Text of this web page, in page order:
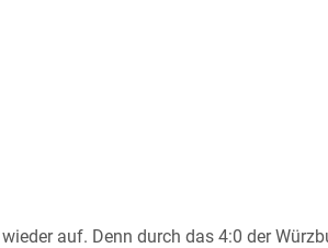
auf. Denn durch das 4:0 der